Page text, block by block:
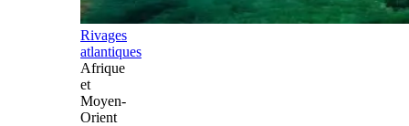
Rivages
atlantiques
Afrique
et
Moyen-
Orient